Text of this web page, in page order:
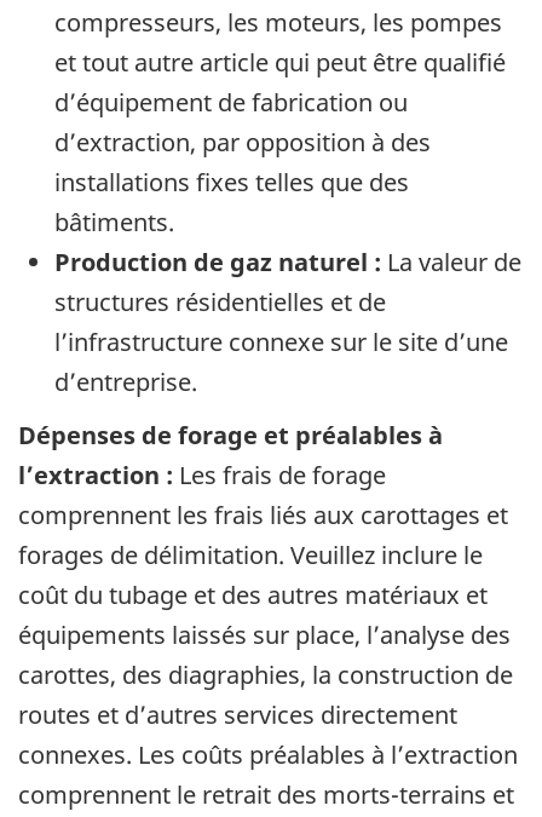
compresseurs, les moteurs, les pompes
et tout autre article qui peut être qualifié
d’équipement de fabrication ou
d’extraction, par opposition à des
installations fixes telles que des
bâtiments.
Production de gaz naturel : La valeur de
structures résidentielles et de
l’infrastructure connexe sur le site d’une
d’entreprise.
Dépenses de forage et préalables à
l’extraction : Les frais de forage
comprennent les frais liés aux carottages et
forages de délimitation. Veuillez inclure le
coût du tubage et des autres matériaux et
équipements laissés sur place, l’analyse des
carottes, des diagraphies, la construction de
routes et d’autres services directement
connexes. Les coûts préalables à l’extraction
comprennent le retrait des morts-terrains et